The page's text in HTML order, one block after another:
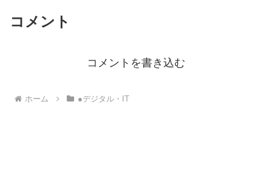
コメント
コメントを書き込む
ホーム ●デジタル・IT